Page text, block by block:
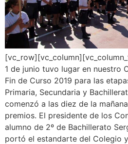
1 de junio tuvo lugar en nuestro
Fin de Curso 2019 para las
Primaria, Secundaria y
comenzó a las diez de la
premios. El presidente de los
alumno de 2º de Bachillerato
portó el estandarte del Colegio